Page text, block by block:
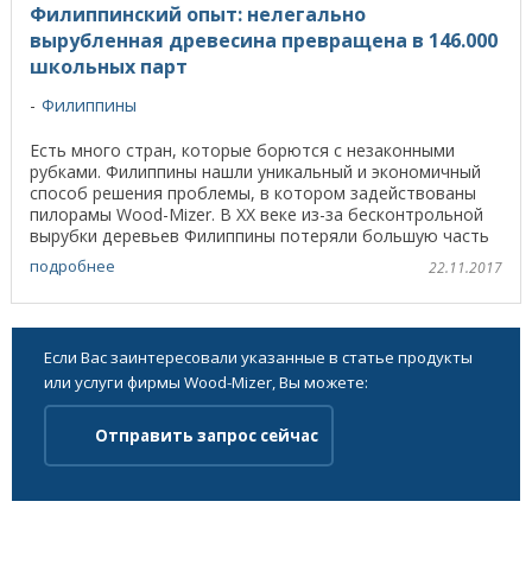
Филиппинский опыт: нелегально
вырубленная древесина превращена в 146.000
школьных парт
Филиппины
Есть много стран, которые борются с незаконными
рубками. Филиппины нашли уникальный и экономичный
способ решения проблемы, в котором задействованы
пилорамы Wood-Mizer. В XX веке из-за бесконтрольной
вырубки деревьев Филиппины потеряли большую часть
подробнее 22.11.2017
Если Вас заинтересовали указанные в статье продукты
или услуги фирмы Wood-Mizer, Вы можете:
Отправить запрос сейчас